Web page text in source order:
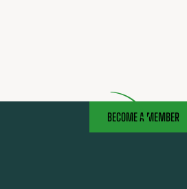
BECOME A MEMBER